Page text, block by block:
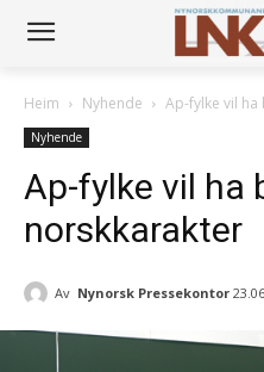
Heim Nyhende Ap-fylke vil
Nyhende
Ap-fylke vil ha
norskkarakter
Av Nynorsk Pressekontor